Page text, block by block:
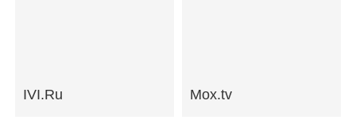
IVI.Ru Mox.tv